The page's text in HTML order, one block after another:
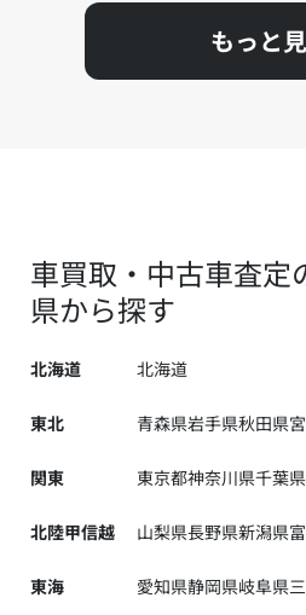
もっと
車買取・中古車査定
県から探す
北海道 北海道
東北 青森県岩手県秋田県
関東 東京都神奈川県千葉県
北陸甲信越 山梨県長野県新潟県
東海 愛知県静岡県岐阜県